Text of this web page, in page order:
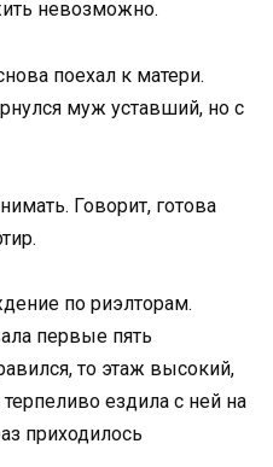
невозможно.
поехал к матери.
муж уставший, но с
Говорит, готова
по риэлторам.
первые пять
то этаж высокий,
ездила с ней на
приходилось